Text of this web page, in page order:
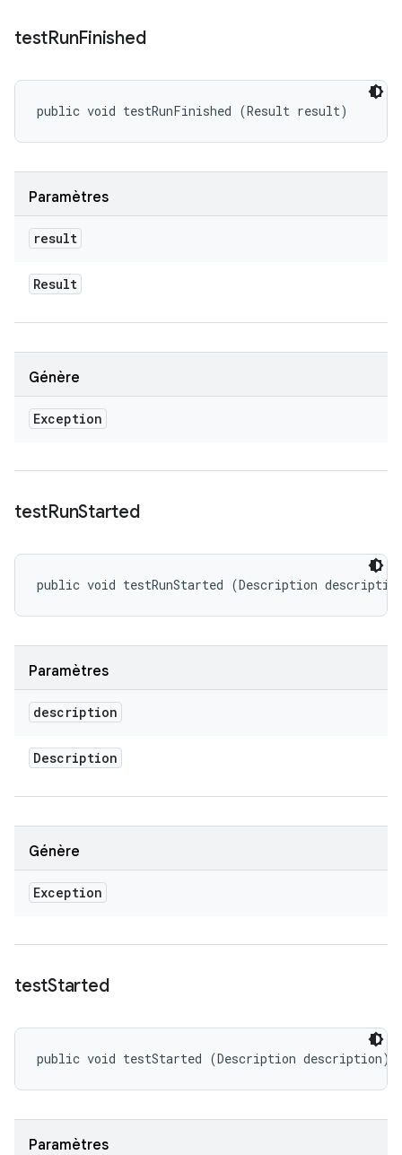
testRunFinished
public void testRunFinished (Result result)
Paramètres
result
Result
Génère
Exception
testRunStarted
public void testRunStarted (Description
Paramètres
description
Description
Génère
Exception
testStarted
public void testStarted (Description description)
Paramètres